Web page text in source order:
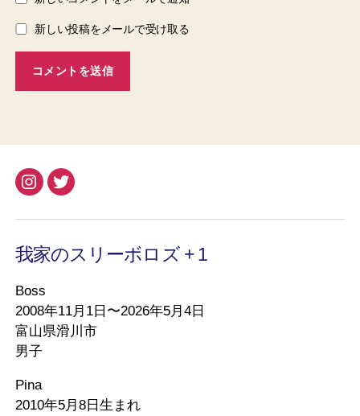
新しい投稿をメールで受け取る
Instagram
Twitter
我家のスリーボロズ + 1
Boss
2008年11月1日〜2026年5月4日
富山県滑川市
男子
Pina
2010年5月8日生まれ